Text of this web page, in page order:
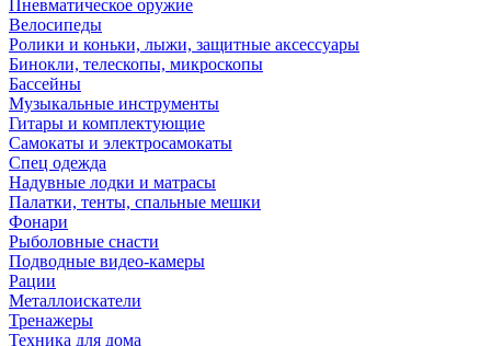
Пневматическое оружие
Велосипеды
Ролики и коньки, лыжи, защитные аксессуары
Бинокли, телескопы, микроскопы
Бассейны
Музыкальные инструменты
Гитары и комплектующие
Самокаты и электросамокаты
Спец одежда
Надувные лодки и матрасы
Палатки, тенты, спальные мешки
Фонари
Рыболовные снасти
Подводные видео-камеры
Рации
Металлоискатели
Тренажеры
Техника для дома